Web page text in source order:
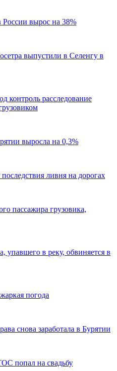
вырос на 38%
выпустили в Селенгу в
контроль расследование
выросла на 0,3%
ливня на дорогах
пассажира грузовика,
упавшего в реку, обвиняется в
погода
снова заработала в Бурятии
попал на свадьбу